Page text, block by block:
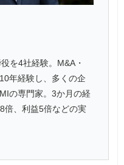
を4社経験。M&A・
年経験し、多くの企
の専門家。3か月の経
倍、利益5倍などの実